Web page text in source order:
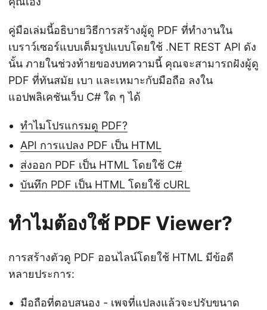
คู่มือเล่มนี้อธิบายวิธีการสร้างผู้ดู PDF ที่ทำงานใน
เบราว์เซอร์แบบเต็มรูปแบบโดยใช้ .NET REST API ดัง
นั้น ภายในช่วงท้ายของบทความนี้ คุณจะสามารถฝังผู้ดู
PDF ที่ทันสมัย เบา และเหมาะกับมือถือ ลงใน
แอปพลิเคชันเว็บ C# ใด ๆ ได้
ทำไมโปรแกรมดู PDF?
API การแปลง PDF เป็น HTML
ส่งออก PDF เป็น HTML โดยใช้ C#
บันทึก PDF เป็น HTML โดยใช้ cURL
ทำไมต้องใช้ PDF Viewer?
การสร้างตัวดู PDF ออนไลน์โดยใช้ HTML มีข้อดี
หลายประการ:
มือถือที่ตอบสนอง - เพจที่แปลงแล้วจะปรับขนาด